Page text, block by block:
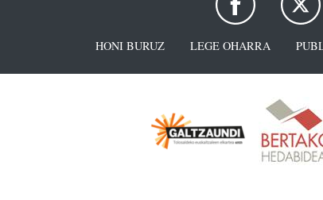
HONI BURUZ LEGE OHARRA